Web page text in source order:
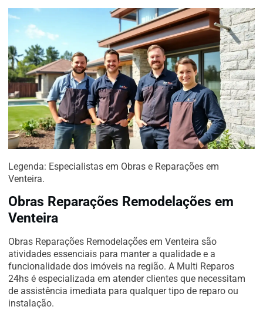
Legenda: Especialistas em Obras e Reparações em
Venteira.
Obras Reparações Remodelações em
Venteira
Obras Reparações Remodelações em Venteira são
atividades essenciais para manter a qualidade e a
funcionalidade dos imóveis na região. A Multi Reparos
24hs é especializada em atender clientes que necessitam
de assistência imediata para qualquer tipo de reparo ou
instalação.